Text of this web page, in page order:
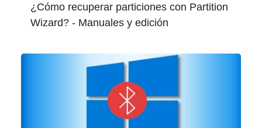
¿Cómo recuperar particiones con Partition
Wizard? - Manuales y edición